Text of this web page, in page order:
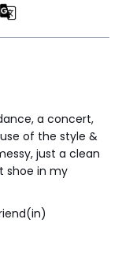
a concert,
of the style &
just a clean
shoe in my